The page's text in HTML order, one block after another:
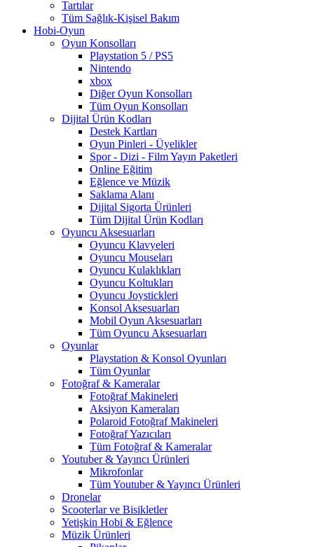
Tartılar
Tüm Sağlık-Kişisel Bakım
Hobi-Oyun
Oyun Konsolları
Playstation 5 / PS5
Nintendo
xbox
Diğer Oyun Konsolları
Tüm Oyun Konsolları
Dijital Ürün Kodları
Destek Kartları
Oyun Pinleri - Üyelikler
Spor - Dizi - Film Yayın Paketleri
Online Eğitim
Eğlence ve Müzik
Saklama Alanı
Dijital Sigorta Ürünleri
Tüm Dijital Ürün Kodları
Oyuncu Aksesuarları
Oyuncu Klavyeleri
Oyuncu Mouseları
Oyuncu Kulaklıkları
Oyuncu Koltukları
Oyuncu Joystickleri
Konsol Aksesuarları
Mobil Oyun Aksesuarları
Tüm Oyuncu Aksesuarları
Oyunlar
Playstation & Konsol Oyunları
Tüm Oyunlar
Fotoğraf & Kameralar
Fotoğraf Makineleri
Aksiyon Kameraları
Polaroid Fotoğraf Makineleri
Fotoğraf Yazıcıları
Tüm Fotoğraf & Kameralar
Youtuber & Yayıncı Ürünleri
Mikrofonlar
Tüm Youtuber & Yayıncı Ürünleri
Dronelar
Scooterlar ve Bisikletler
Yetişkin Hobi & Eğlence
Müzik Ürünleri